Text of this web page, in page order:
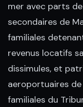
mer avec parts
secondaires de
familiales
revenus locatifs
dissimules, et
aeroportuaires de
familiales du